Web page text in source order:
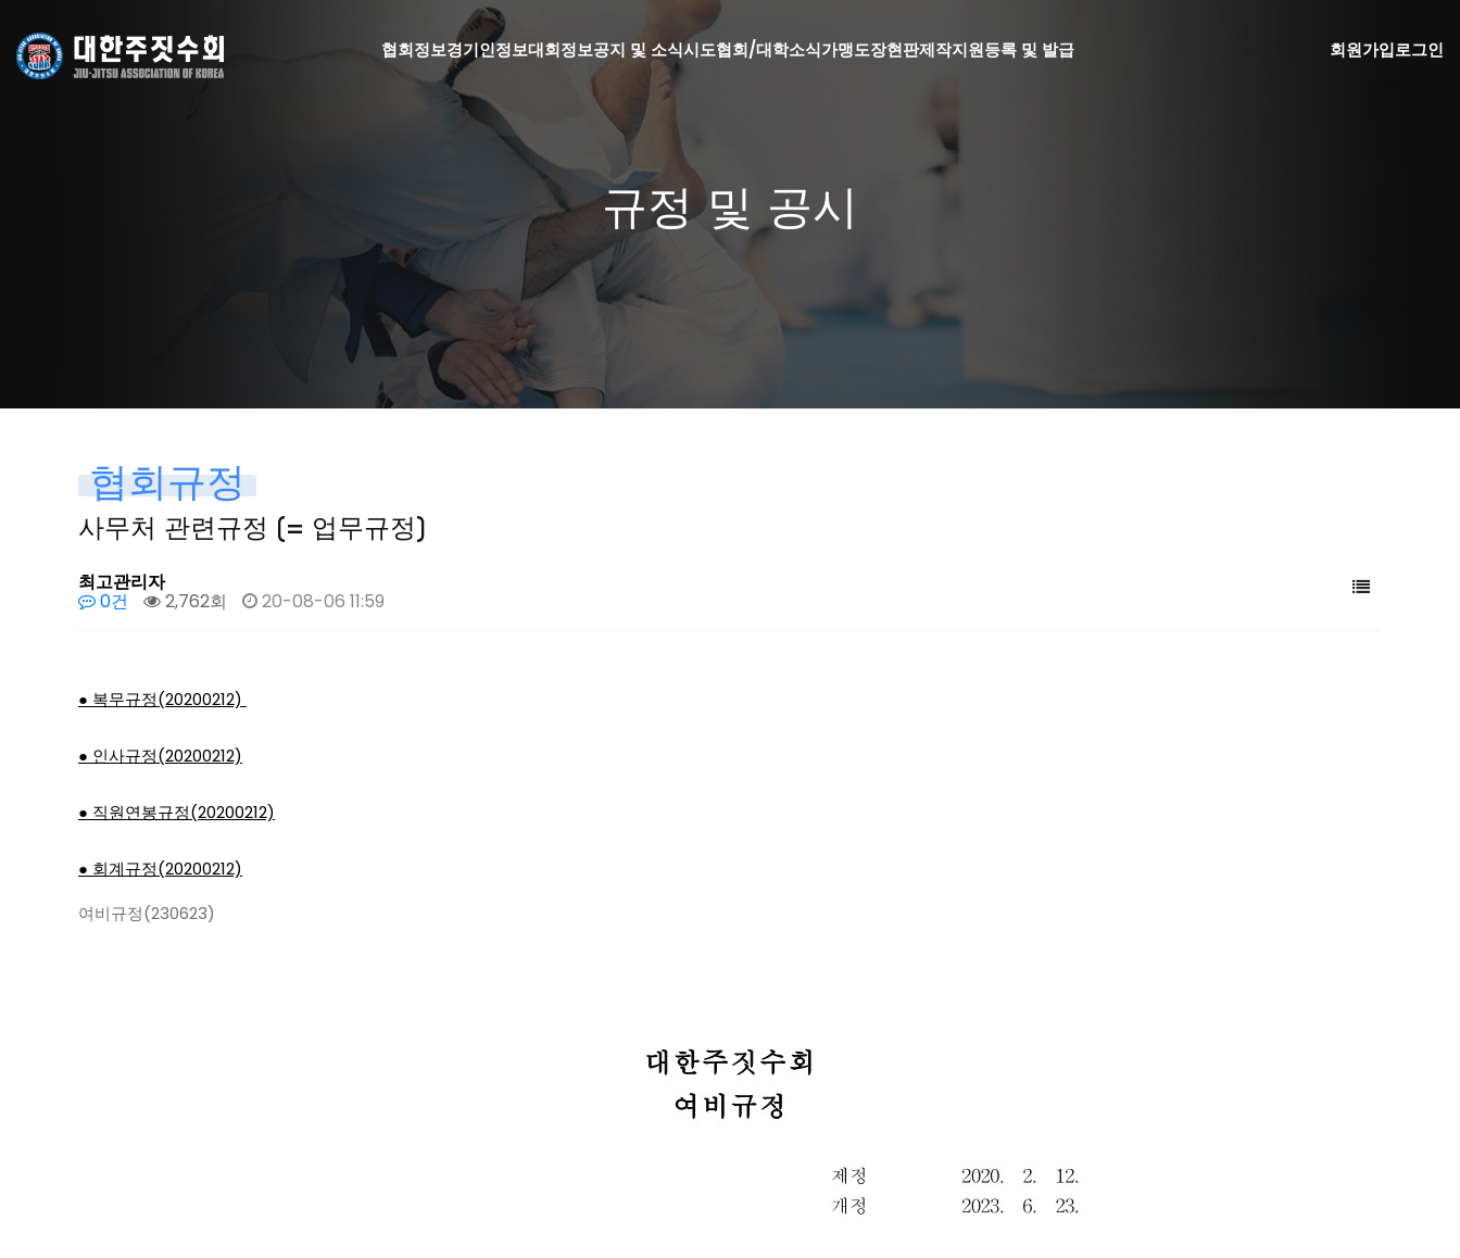
협회정보경기인정보대회정보공지 및 소식시도협회/대학소식가맹도장현판제작지원등록 및 발급 회원가입로그인
규정 및 공시
협회규정
사무처 관련규정 (= 업무규정)
최고관리자
0건 2,762회 20-08-06 11:59
● 복무규정(20200212)
● 인사규정(20200212)
● 직원연봉규정(20200212)
● 회계규정(20200212)
여비규정(230623)